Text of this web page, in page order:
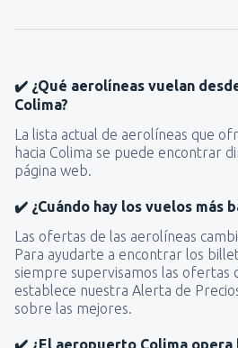
✔️ ¿Qué aerolíneas vuelan
Colima?
La lista actual de aerolíneas que
hacia Colima se puede encontrar
página web.
✔️ ¿Cuándo hay los vuelos más
Las ofertas de las aerolíneas
Para ayudarte a encontrar los
siempre supervisamos las ofertas
establece nuestra Alerta de
sobre las mejores.
✔️ ¿El aeropuerto Colima opera